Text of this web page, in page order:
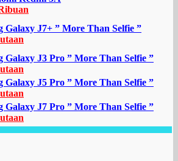
Galaxy J7+ ” More Than Selfie ”
Galaxy J3 Pro ” More Than Selfie ”
Galaxy J5 Pro ” More Than Selfie ”
Galaxy J7 Pro ” More Than Selfie ”